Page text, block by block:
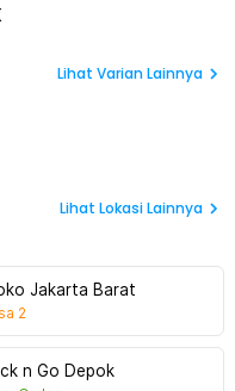
Lihat Varian Lainnya
Lihat Lokasi Lainnya
Jakarta Barat
2
n Go Depok